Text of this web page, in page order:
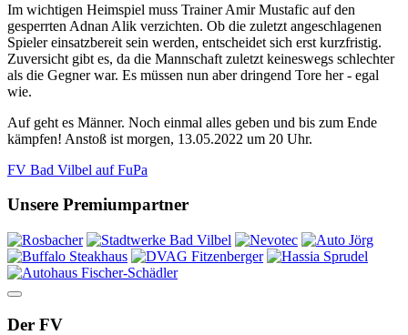
Im wichtigen Heimspiel muss Trainer Amir Mustafic auf den
gesperrten Adnan Alik verzichten. Ob die zuletzt angeschlagenen
Spieler einsatzbereit sein werden, entscheidet sich erst kurzfristig.
Zuversicht gibt es, da die Mannschaft zuletzt keineswegs schlechter
als die Gegner war. Es müssen nun aber dringend Tore her - egal
wie.
Auf geht es Männer. Noch einmal alles geben und bis zum Ende
kämpfen! Anstoß ist morgen, 13.05.2022 um 20 Uhr.
FV Bad Vilbel auf FuPa
Unsere Premiumpartner
Der FV